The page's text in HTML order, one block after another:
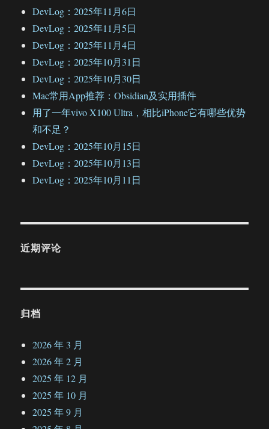
DevLog：2025年11月6日
DevLog：2025年11月5日
DevLog：2025年11月4日
DevLog：2025年10月31日
DevLog：2025年10月30日
Mac常用App推荐：Obsidian及实用插件
用了一年vivo X100 Ultra，相比iPhone它有哪些优势
和不足？
DevLog：2025年10月15日
DevLog：2025年10月13日
DevLog：2025年10月11日
近期评论
归档
2026 年 3 月
2026 年 2 月
2025 年 12 月
2025 年 10 月
2025 年 9 月